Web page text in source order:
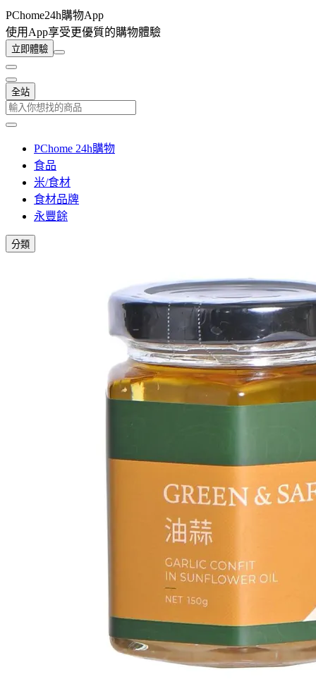
PChome24h購物App
使用App享受更優質的購物體驗
立即體驗
全站
PChome 24h購物
食品
米/食材
食材品牌
永豐餘
分類